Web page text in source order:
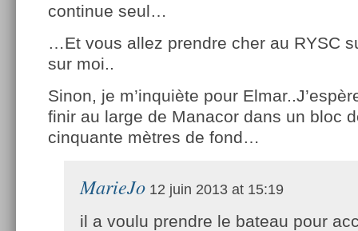
continue seul…
…Et vous allez prendre cher au RYSC
sur moi..
Sinon, je m’inquiète pour
finir au large de Manacor dans un bloc
cinquante mètres de fond…
MarieJo 12 juin 2013 at 15:19
il a voulu prendre le bateau pour